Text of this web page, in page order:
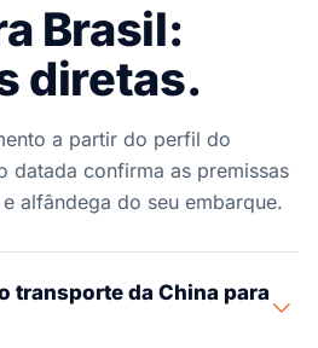
Brasil:
diretas.
a partir do perfil do
datada confirma as premissas
alfândega do seu embarque.
transporte da China para